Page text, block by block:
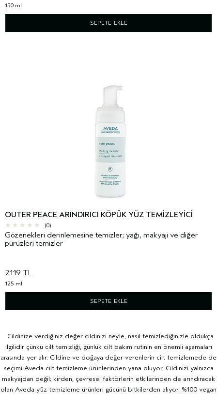
150 ml
SEPETE EKLE
OUTER PEACE ARINDIRICI KÖPÜK YÜZ TEMIZLEYICI
(0)
Gözenekleri derinlemesine temizler; yağı, makyajı ve diğer
pürüzleri temizler
2119 TL
125 ml
SEPETE EKLE
Cildinize verdiğiniz değer cildinizi neyle, nasıl temizlediğinizle oldukça
ilgilidir çünkü cilt temizliği, günlük cilt bakım rutinin en önemli aşamaları
arasında yer alır. Cildine ve doğaya değer verenlerin cilt temizlemede de
seçimi Aveda cilt temizleme ürünlerinden yana oluyor. Cildinizi yalnızca
makyajdan değil; kirden, çevresel faktörlerin etkilerinden de arındıracak
olan Aveda yüz temizleme ürünleri gücünü bitkilerden alıyor. %100 vegan